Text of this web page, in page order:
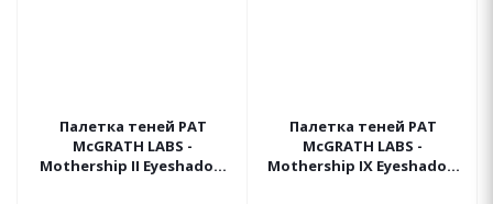
Палетка теней PAT
McGRATH LABS -
Mothership II Eyeshadow
Палетка теней PAT
McGRATH LABS -
Mothership IX Eyeshadow